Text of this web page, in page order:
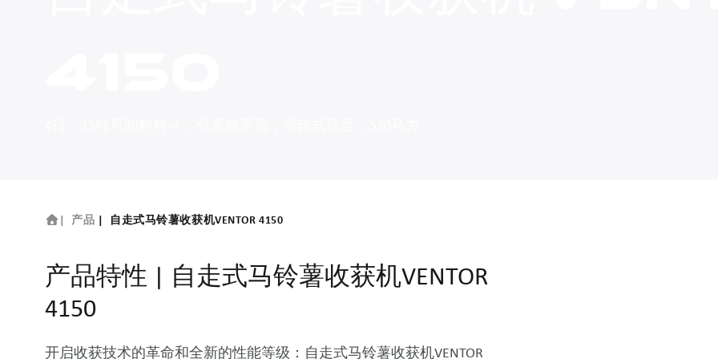
产品 自走式马铃薯收获机VENTOR 4150
产品特性 | 自走式马铃薯收获机VENTOR
4150
开启收获技术的革命和全新的性能等级：自走式马铃薯收获机VENTOR